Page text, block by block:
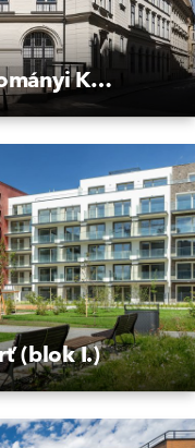
ELTE Állam- és Jogtudományi Kar Kecskeméti utcai épülete
(blok I.)